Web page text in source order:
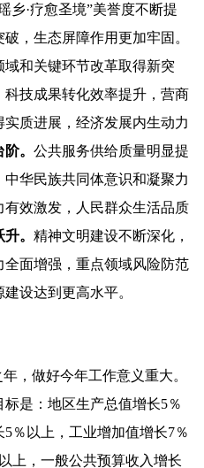
乡·疗愈圣境”美誉度不断提
，生态屏障作用更加牢固。
域和关键环节改革取得新突
技成果转化效率提升，营商
质进展，经济发展内生动力
。 公共服务供给质量明显提
华民族共同体意识和凝聚力
效激发，人民群众生活品质
。 精神文明建设不断深化，
面增强，重点领域风险防范
设达到更高水平。
，做好今年工作意义重大。
是：地区生产总值增长5％
％以上，工业增加值增长7％
上，一般公共预算收入增长